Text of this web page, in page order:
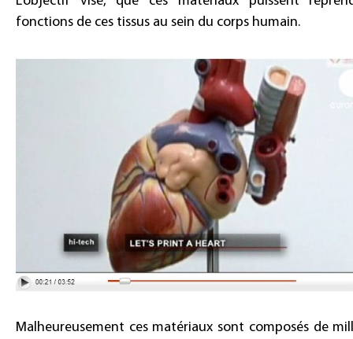
fonctions de ces tissus au sein du corps humain.
Malheureusement ces matériaux sont composés de